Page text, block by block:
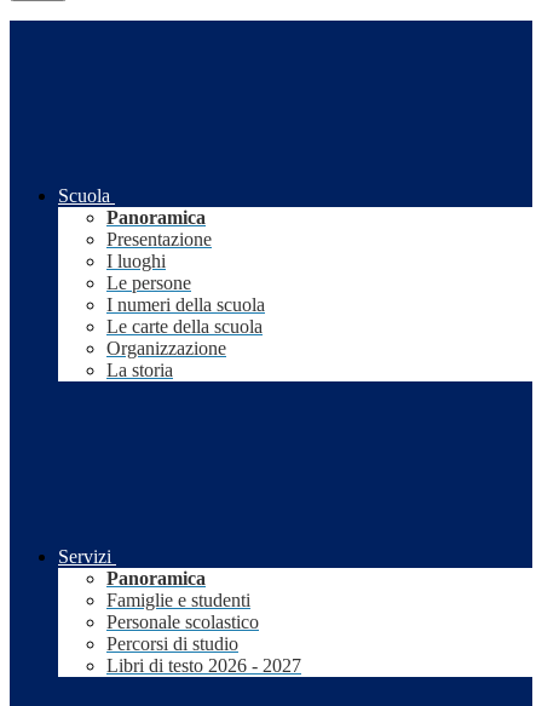
Scuola
Panoramica
Presentazione
I luoghi
Le persone
I numeri della scuola
Le carte della scuola
Organizzazione
La storia
Servizi
Panoramica
Famiglie e studenti
Personale scolastico
Percorsi di studio
Libri di testo 2026 - 2027